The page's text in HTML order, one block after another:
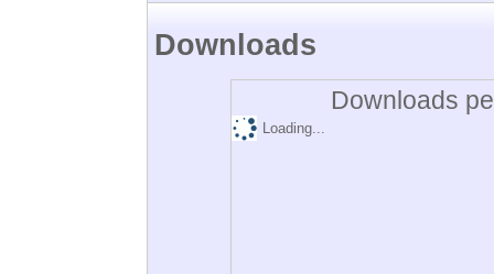
Downloads
Downloads
Loading...